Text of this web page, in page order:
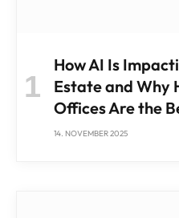
How AI Is
Estate and Why
Offices Are the
14. NOVEMBER 2025